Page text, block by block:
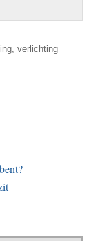
,verlichting